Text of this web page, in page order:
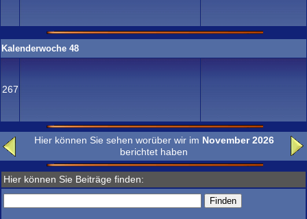
Kalenderwoche 48
267
Hier können Sie sehen worüber wir im November 2026
berichtet haben
Hier können Sie Beiträge finden: